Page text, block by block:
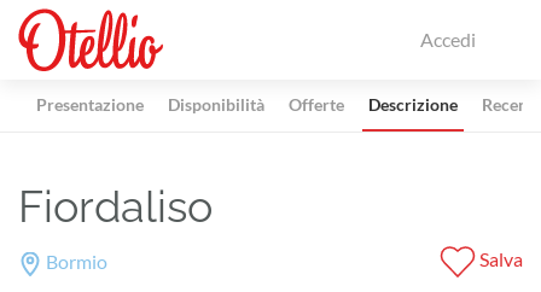
Accedi
Presentazione Disponibilità Offerte Descrizione
Fiordaliso
Bormio Salva